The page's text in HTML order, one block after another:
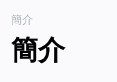
簡介
簡介